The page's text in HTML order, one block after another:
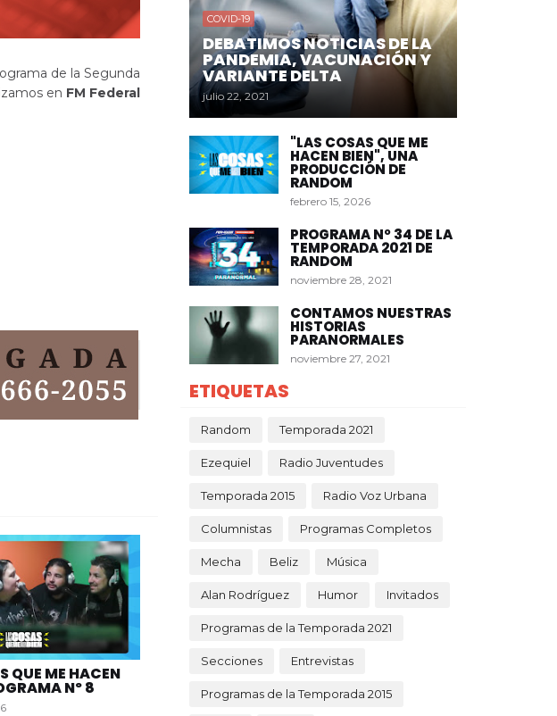
de la Segunda
en FM Federal
QUE ME HACEN
Nº 8
COVID-19
DEBATIMOS NOTICIAS DE LA
PANDEMIA, VACUNACIÓN Y
VARIANTE DELTA
julio 22, 2021
"LAS COSAS QUE ME
HACEN BIEN", UNA
PRODUCCIÓN DE
RANDOM
febrero 15, 2026
PROGRAMA Nº 34 DE LA
TEMPORADA 2021 DE
RANDOM
noviembre 28, 2021
CONTAMOS NUESTRAS
HISTORIAS
PARANORMALES
noviembre 27, 2021
ETIQUETAS
Random Temporada 2021
Ezequiel Radio Juventudes
Temporada 2015 Radio Voz Urbana
Columnistas Programas Completos
Mecha Beliz Música
Alan Rodríguez Humor Invitados
Programas de la Temporada 2021
Secciones Entrevistas
Programas de la Temporada 2015